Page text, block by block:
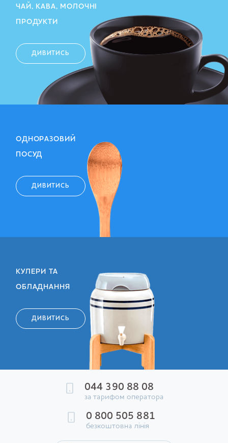
ЧАЙ, КАВА, МОЛОЧНІ
ПРОДУКТИ
ДИВИТИСЬ
ОДНОРАЗОВИЙ
ПОСУД
ДИВИТИСЬ
КУЛЕРИ ТА
ОБЛАДНАННЯ
ДИВИТИСЬ
044 390 88 08
за тарифом оператора
0 800 505 881
безкоштовна лінія